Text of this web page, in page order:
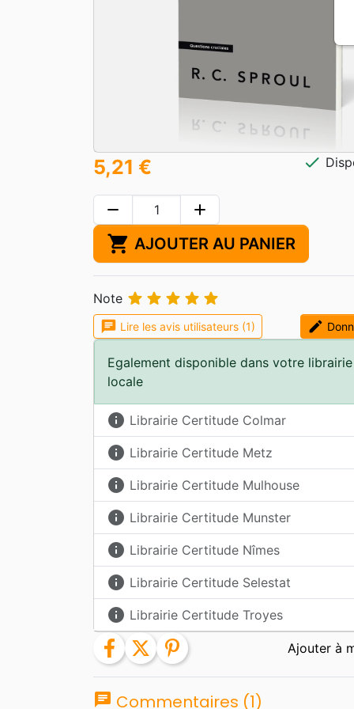
5,21 € check
remove add
shopping_cart AJOUTER AU PANIER
Note     
chat Lire les avis utilisateurs (1) edit
Egalement disponible dans votre librairie
locale
info Librairie Certitude Colmar
info Librairie Certitude Metz
info Librairie Certitude Mulhouse
info Librairie Certitude Munster
info Librairie Certitude Nîmes
info Librairie Certitude Selestat
info Librairie Certitude Troyes
facebook twitter pinterest
chat Commentaires (1)